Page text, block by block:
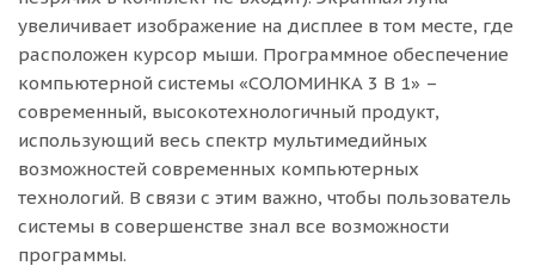
увеличивает изображение на дисплее в том месте, где
расположен курсор мыши. Программное обеспечение
компьютерной системы «СОЛОМИНКА 3 В 1» –
современный, высокотехнологичный продукт,
использующий весь спектр мультимедийных
возможностей современных компьютерных
технологий. В связи с этим важно, чтобы пользователь
системы в совершенстве знал все возможности
программы.